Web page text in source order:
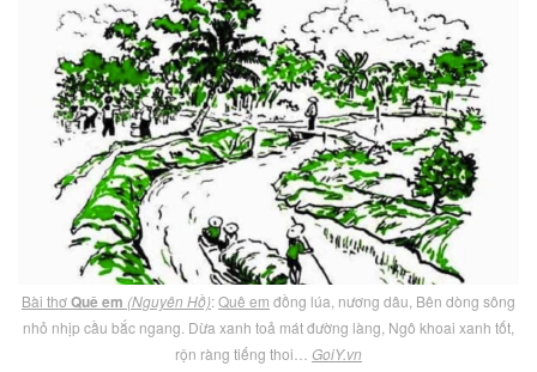
Bài thơQuê em (Nguyên Hồ):Quê em đồng lúa, nương dâu, Bên dòng sông
nhỏ nhịp cầu bắc ngang. Dừa xanh toả mát đường làng, Ngô khoai xanh tốt,
rộn ràng tiếng thoi… GoiY.vn